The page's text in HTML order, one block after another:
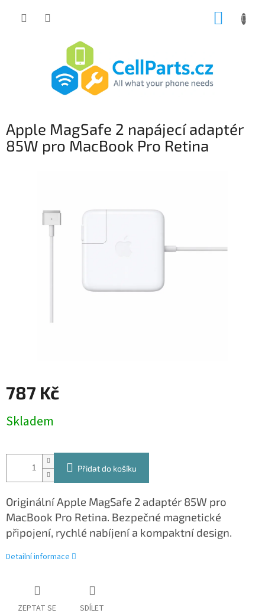
Apple MagSafe 2 napájecí adaptér
85W pro MacBook Pro Retina
787 Kč
cena:
Skladem
Přidat do košíku
Originální Apple MagSafe 2 adaptér 85W pro
MacBook Pro Retina. Bezpečné magnetické
připojení, rychlé nabíjení a kompaktní design.
Detailní informace
ZEPTAT SE SDÍLET